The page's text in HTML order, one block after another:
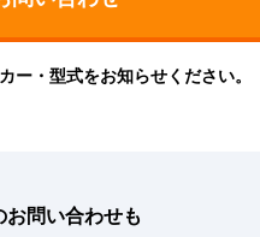
ー・型式をお知らせください。
問い合わせも